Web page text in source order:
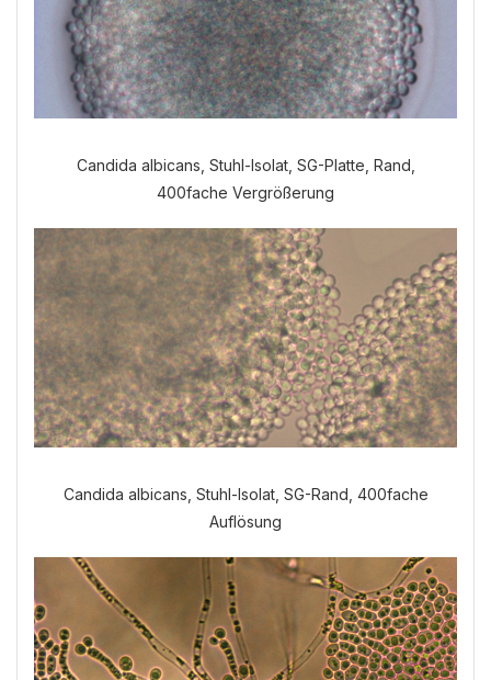
Candida albicans, Stuhl-Isolat, SG-Platte, Rand,
400fache Vergrößerung
Candida albicans, Stuhl-Isolat, SG-Rand, 400fache
Auflösung
Welche Anamnese möchten Sie
durchführen?
VERDAUUNGSANAMNESE
NORMALE ANAMNESE